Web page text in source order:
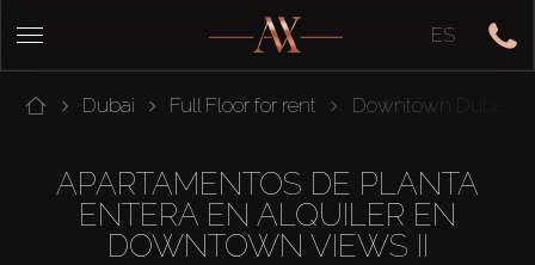
ES
Dubai Full Floor for rent Downtown Dubai
APARTAMENTOS DE PLANTA
ENTERA EN ALQUILER EN
DOWNTOWN VIEWS II